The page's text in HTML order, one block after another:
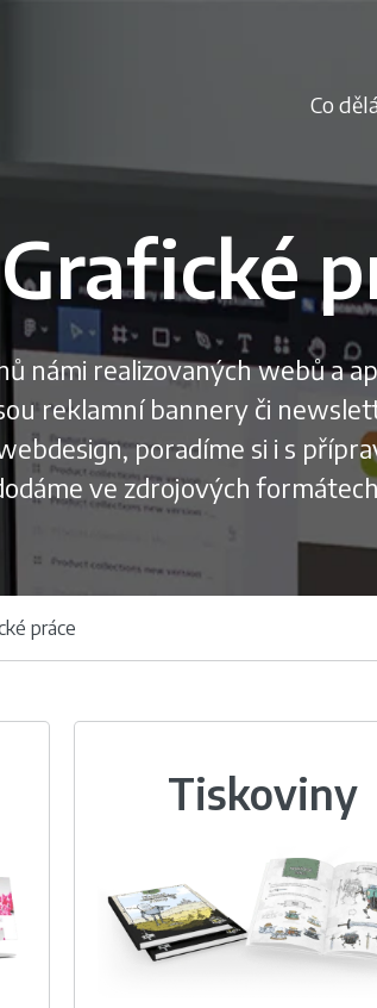
Co
Grafické
námi realizovaných webů a
reklamní bannery či
poradíme si i s
ve zdrojových
práce
Tiskoviny